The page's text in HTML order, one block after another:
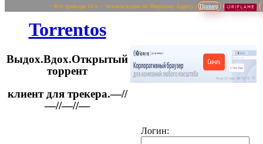
~ Кто приводи 10 и > человек/вдень по Якорному Адресу ( Пример
Torrentos
Выдох.Вдох.Открытый
торрент
Логин: